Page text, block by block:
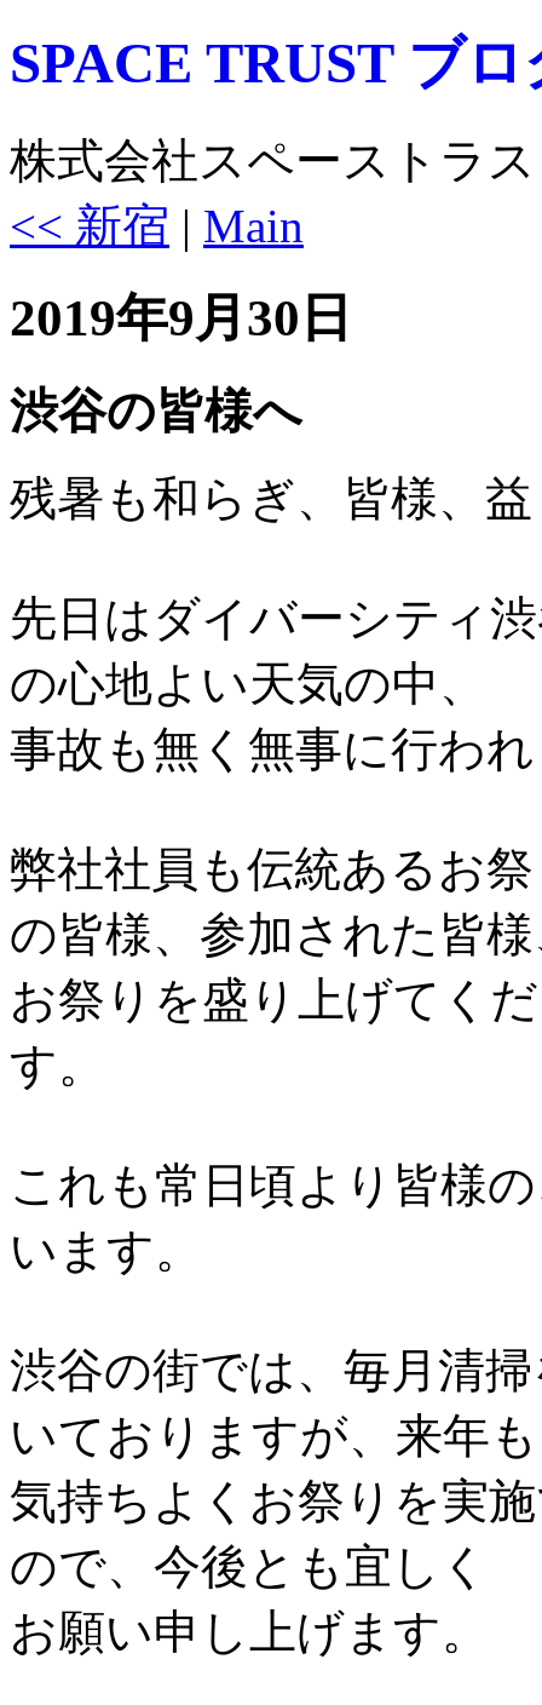
SPACE TRUST ブロ
株式会社スペーストラ
<< 新宿 | Main
2019年9月30日
渋谷の皆様へ
残暑も和らぎ、皆様、
先日はダイバーシティ
の心地よい天気の中、
事故も無く無事に行わ
弊社社員も伝統あるお
の皆様、参加された皆
お祭りを盛り上げてく
す。
これも常日頃より皆様
います。
渋谷の街では、毎月清
いておりますが、来年も
気持ちよくお祭りを実
ので、今後とも宜しく
お願い申し上げます。